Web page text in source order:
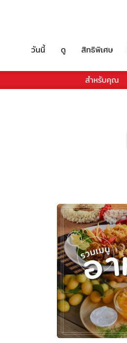
วันนี้ ดู สิทธิพิเศษ
สำหรับคุณ